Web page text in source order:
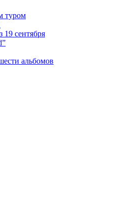
туром
сентября
альбомов